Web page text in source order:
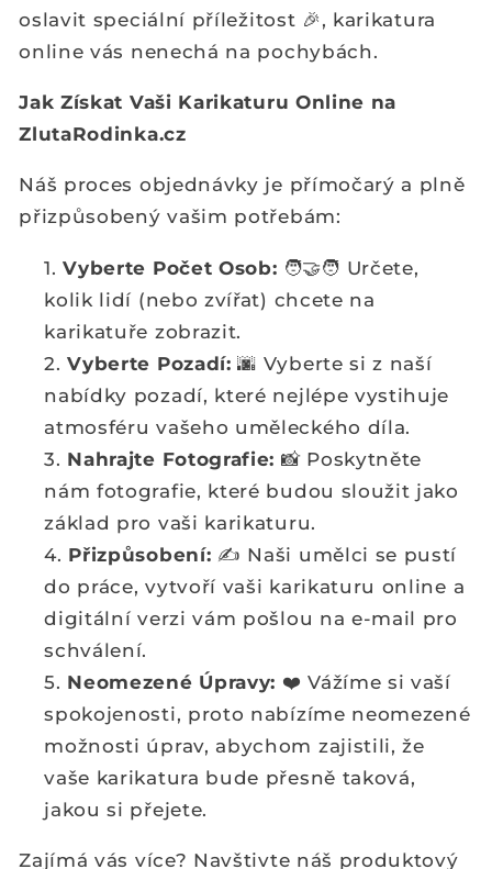
oslavit speciální příležitost 🎉, karikatura
online vás nenechá na pochybách.
Jak Získat Vaši Karikaturu Online na
ZlutaRodinka.cz
Náš proces objednávky je přímočarý a plně
přizpůsobený vašim potřebám:
Vyberte Počet Osob: 🧑‍🤝‍🧑 Určete,
kolik lidí (nebo zvířat) chcete na
karikatuře zobrazit.
Vyberte Pozadí: 🌆 Vyberte si z naší
nabídky pozadí, které nejlépe vystihuje
atmosféru vašeho uměleckého díla.
Nahrajte Fotografie: 📸 Poskytněte
nám fotografie, které budou sloužit jako
základ pro vaši karikaturu.
Přizpůsobení: ✍️ Naši umělci se pustí
do práce, vytvoří vaši karikaturu online a
digitální verzi vám pošlou na e-mail pro
schválení.
Neomezené Úpravy: ❤️ Vážíme si vaší
spokojenosti, proto nabízíme neomezené
možnosti úprav, abychom zajistili, že
vaše karikatura bude přesně taková,
jakou si přejete.
Zajímá vás více? Navštivte náš produktový